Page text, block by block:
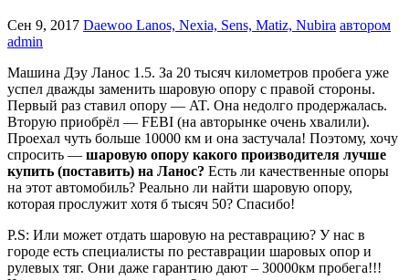
Сен 9, 2017 Daewoo Lanos, Nexia, Sens, Matiz, Nubira автором
admin
Машина Дэу Ланос 1.5. За 20 тысяч километров пробега уже
успел дважды заменить шаровую опору с правой стороны.
Первый раз ставил опору — AT. Она недолго продержалась.
Вторую приобрёл — FEBI (на авторынке очень хвалили).
Проехал чуть больше 10000 км и она застучала! Поэтому, хочу
спросить — шаровую опору какого производителя лучше
купить (поставить) на Ланос? Есть ли качественные опоры
на этот автомобиль? Реально ли найти шаровую опору,
которая прослужит хотя б тысяч 50? Спасибо!
P.S: Или может отдать шаровую на реставрацию? У нас в
городе есть специалисты по реставрации шаровых опор и
рулевых тяг. Они даже гарантию дают – 30000км пробега!!!